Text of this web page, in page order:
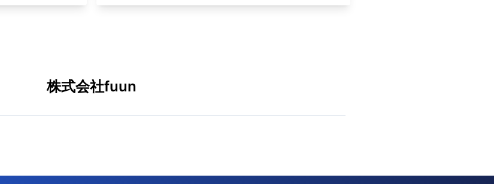
株式会社fuun